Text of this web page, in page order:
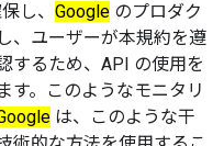
し、 Google のプロダク
、ユーザーが本規約を遵
するため、API の使用を
す。このようなモニタリ
は、このような干